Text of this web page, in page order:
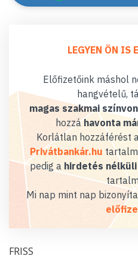
LEGYEN ÖN IS
Előfizetőink máshol
hangvételű,
magas szakmai
hozzáhavonta
Korlátlan hozzáférést
Privátbankár.hu
pedig a hirdetés nélküli
Mi nap mint nap
FRISS